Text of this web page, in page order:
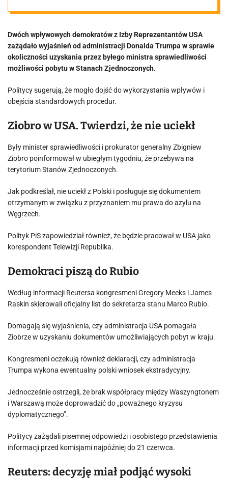
żądają
wyjaśnień
Dwóch wpływowych demokratów z Izby Reprezentantów USA
zażądało wyjaśnień od administracji Donalda Trumpa w sprawie
okoliczności uzyskania przez byłego ministra sprawiedliwości
możliwości pobytu w Stanach Zjednoczonych.
Politycy sugerują, że mogło dojść do wykorzystania wpływów i
obejścia standardowych procedur.
Ziobro w USA. Twierdzi, że nie uciekł
Były minister sprawiedliwości i prokurator generalny Zbigniew
Ziobro poinformował w ubiegłym tygodniu, że przebywa na
terytorium Stanów Zjednoczonych.
Jak podkreślał, nie uciekł z Polski i posługuje się dokumentem
otrzymanym w związku z przyznaniem mu prawa do azylu na
Węgrzech.
Polityk PiS zapowiedział również, że będzie pracował w USA jako
korespondent Telewizji Republika.
Demokraci piszą do Rubio
Według informacji Reutersa kongresmeni Gregory Meeks i James
Raskin skierowali oficjalny list do sekretarza stanu Marco Rubio.
Domagają się wyjaśnienia, czy administracja USA pomagała
Ziobrze w uzyskaniu dokumentów umożliwiających pobyt w kraju.
Kongresmeni oczekują również deklaracji, czy administracja
Trumpa wykona ewentualny polski wniosek ekstradycyjny.
Jednocześnie ostrzegli, że brak współpracy między Waszyngtonem
i Warszawą może doprowadzić do „poważnego kryzysu
dyplomatycznego”.
Politycy zażądali pisemnej odpowiedzi i osobistego przedstawienia
informacji przed komisjami najpóźniej do 21 czerwca.
Reuters: decyzję miał podjąć wysoki